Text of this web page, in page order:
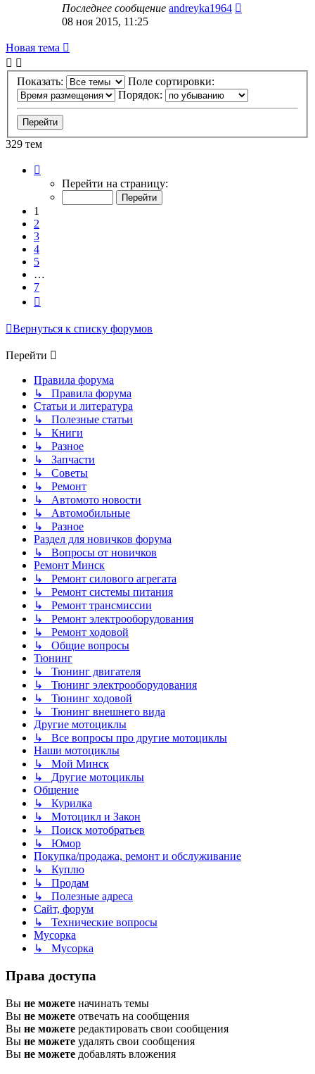
Последнее сообщение andreyka1964
08 ноя 2015, 11:25
Новая тема
Показать:
Поле сортировки:
Порядок:
329 тем
Перейти на страницу:
1
2
3
4
5
…
7
Вернуться к списку форумов
Перейти
Правила форума
↳ Правила форума
Статьи и литература
↳ Полезные статьи
↳ Книги
↳ Разное
↳ Запчасти
↳ Советы
↳ Ремонт
↳ Автомото новости
↳ Автомобильные
↳ Разное
Раздел для новичков форума
↳ Вопросы от новичков
Ремонт Минск
↳ Ремонт силового агрегата
↳ Ремонт системы питания
↳ Ремонт трансмиссии
↳ Ремонт электрооборудования
↳ Ремонт ходовой
↳ Общие вопросы
Тюнинг
↳ Тюнинг двигателя
↳ Тюнинг электрооборудования
↳ Тюнинг ходовой
↳ Тюнинг внешнего вида
Другие мотоциклы
↳ Все вопросы про другие мотоциклы
Наши мотоциклы
↳ Мой Минск
↳ Другие мотоциклы
Общение
↳ Курилка
↳ Мотоцикл и Закон
↳ Поиск мотобратьев
↳ Юмор
Покупка/продажа, ремонт и обслуживание
↳ Куплю
↳ Продам
↳ Полезные адреса
Сайт, форум
↳ Технические вопросы
Мусорка
↳ Мусорка
Права доступа
Вы не можете начинать темы
Вы не можете отвечать на сообщения
Вы не можете редактировать свои сообщения
Вы не можете удалять свои сообщения
Вы не можете добавлять вложения